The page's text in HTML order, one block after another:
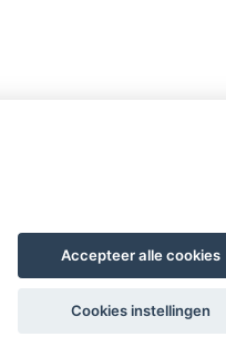
Accepteer alle cookies
Cookies instellingen